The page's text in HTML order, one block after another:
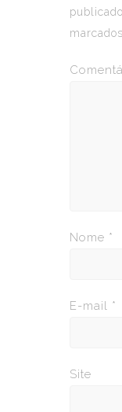
publicado.
Nome *
E-mail *
Site